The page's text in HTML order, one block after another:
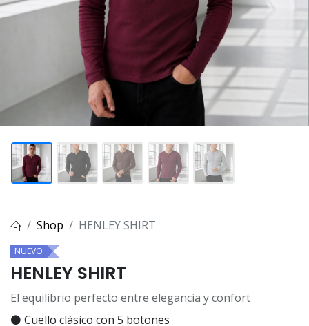
Shop HENLEY SHIRT
NUEVO
HENLEY SHIRT
El equilibrio perfecto entre elegancia y confort
⚫ Cuello clásico con 5 botones